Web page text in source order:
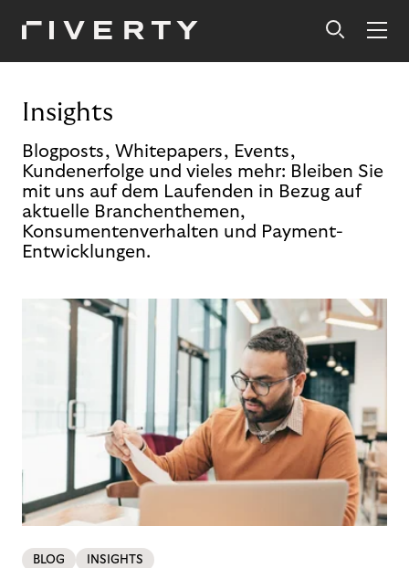
Insights
Blogposts, Whitepapers, Events,
Kundenerfolge und vieles mehr: Bleiben Sie
mit uns auf dem Laufenden in Bezug auf
aktuelle Branchenthemen,
Konsumentenverhalten und Payment-
Entwicklungen.
BLOG INSIGHTS